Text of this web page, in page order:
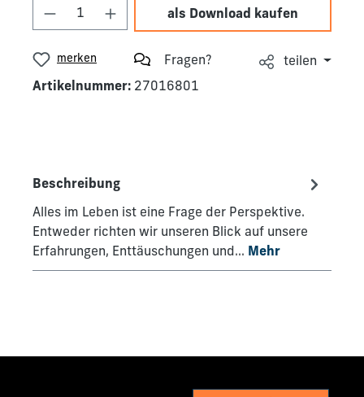
Produkt Anzahl: Gib den gewünschten
als Download kaufen
merken Fragen?
teilen
Artikelnummer: 27016801
Beschreibung
Alles im Leben ist eine Frage der Perspektive.
Entweder richten wir unseren Blick auf unsere
Erfahrungen, Enttäuschungen und… Mehr